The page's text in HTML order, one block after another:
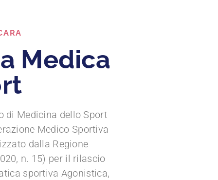
Medica
di Medicina dello Sport
Medico Sportiva
dalla Regione
n. 15) per il rilascio
sportiva Agonistica,